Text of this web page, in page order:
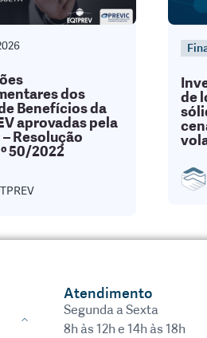
dos
Benefícios da
aprovadas pela
– Resolução
50/2022
de
Atendimento
Segunda a Sexta
8h às 12h e 14h às 18h